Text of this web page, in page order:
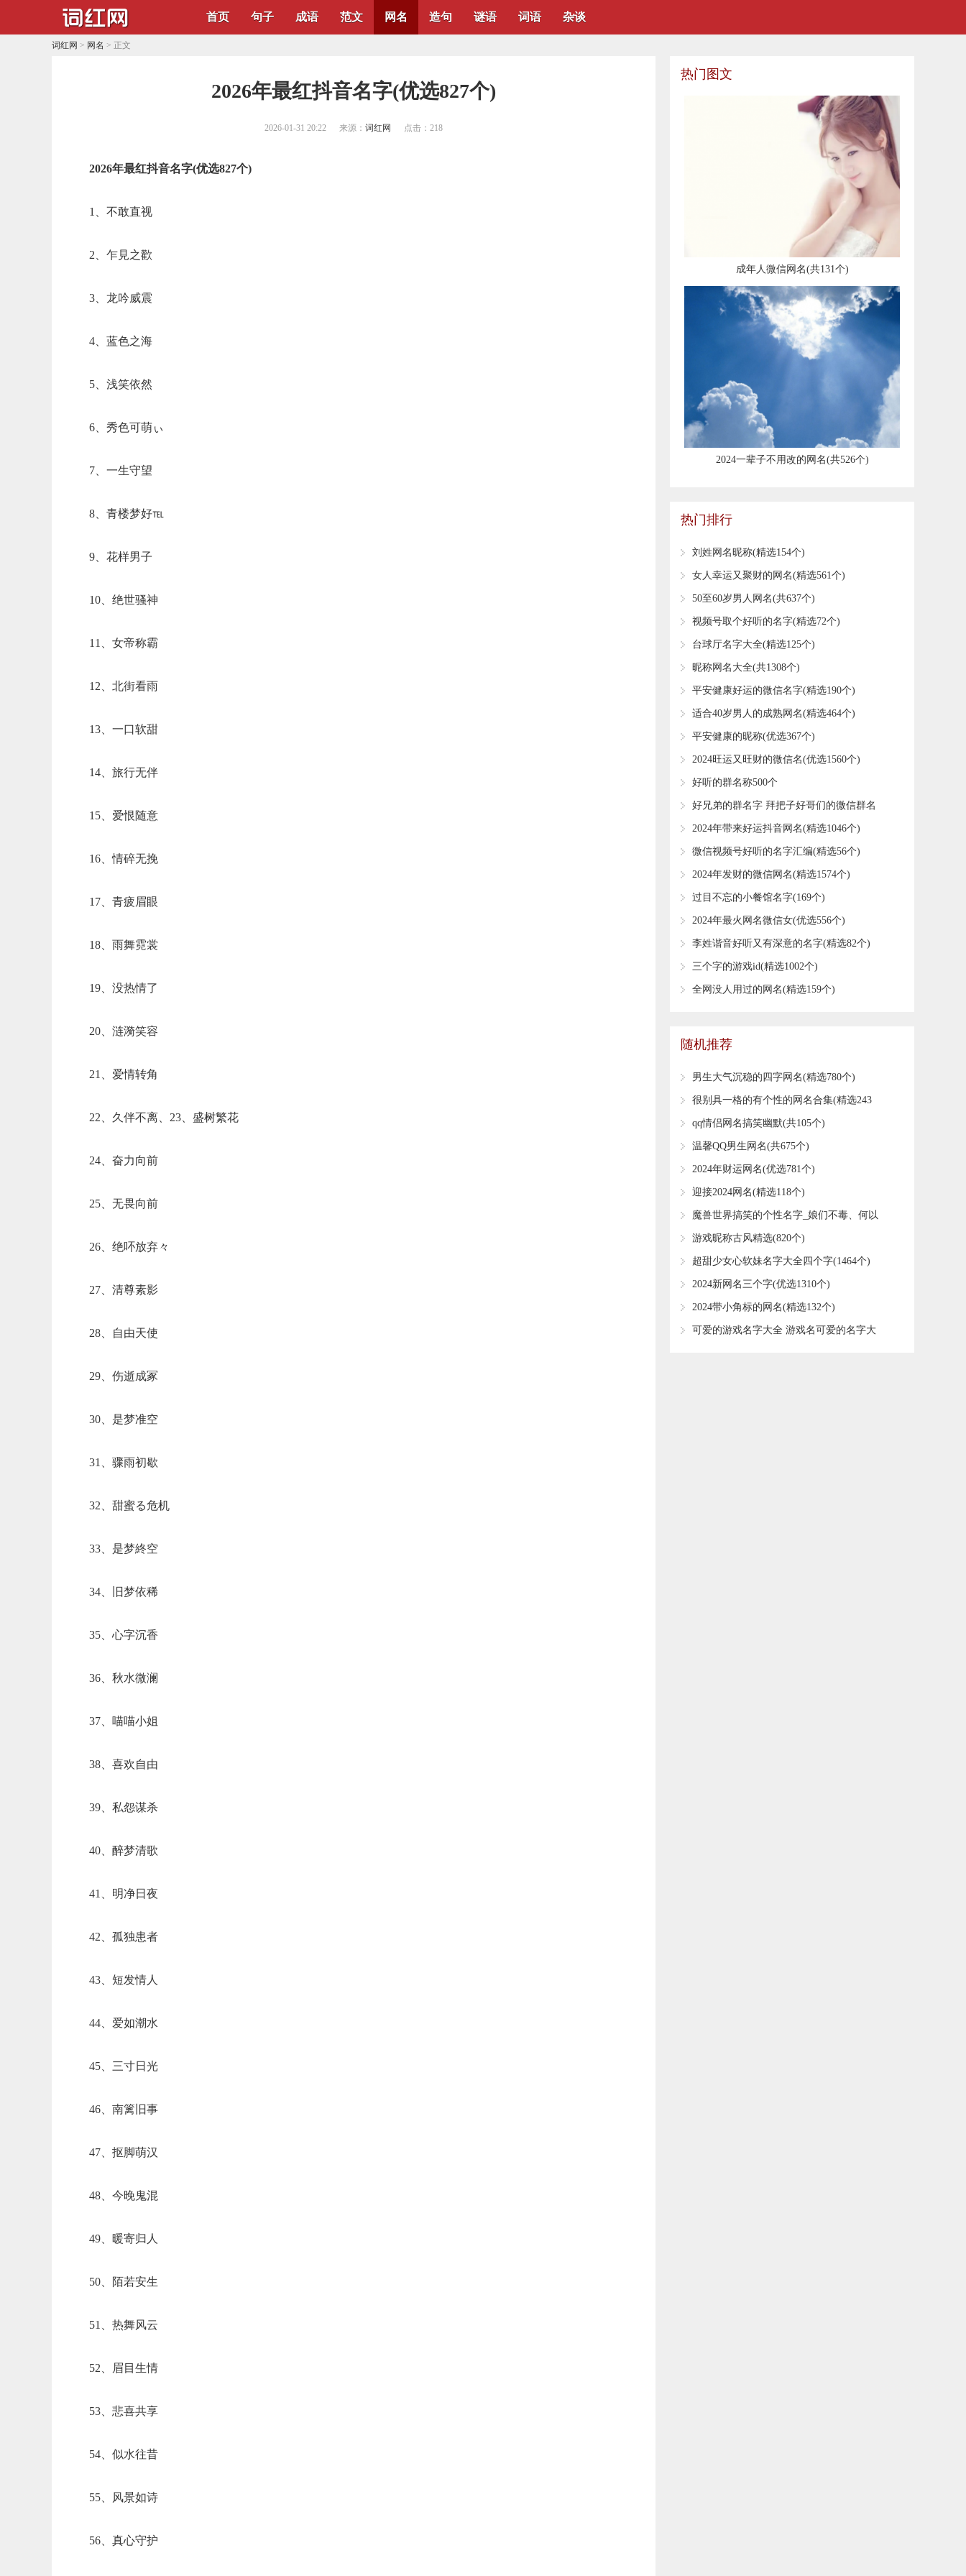
首页 句子 成语 范文 网名 造句 谜语 词语 杂谈
词红网 > 网名 > 正文
2026年最红抖音名字(优选827个)
2026-01-31 20:22 来源： 词红网 点击： 218
2026年最红抖音名字(优选827个)
1、不敢直视
2、乍見之歡
3、龙吟威震
4、蓝色之海
5、浅笑依然
6、秀色可萌ぃ
7、一生守望
8、青楼梦好℡
9、花样男子
10、绝世骚神
11、女帝称霸
12、北街看雨
13、一口软甜
14、旅行无伴
15、爱恨随意
16、情碎无挽
17、青疲眉眼
18、雨舞霓裳
19、没热情了
20、涟漪笑容
21、爱情转角
22、久伴不离、23、盛树繁花
24、奋力向前
25、无畏向前
26、绝吥放弃々
27、清尊素影
28、自由天使
29、伤逝成冢
30、是梦准空
31、骤雨初歇
32、甜蜜る危机
33、是梦終空
34、旧梦依稀
35、心字沉香
36、秋水微澜
37、喵喵小姐
38、喜欢自由
39、私怨谋杀
40、醉梦清歌
41、明净日夜
42、孤独患者
43、短发情人
44、爱如潮水
45、三寸日光
46、南篱旧事
47、抠脚萌汉
48、今晚鬼混
49、暖寄归人
50、陌若安生
51、热舞风云
52、眉目生情
53、悲喜共享
54、似水往昔
55、风景如诗
56、真心守护
热门图文
​成年人微信网名(共131个)
​2024一辈子不用改的网名(共526个)
热门排行
​刘姓网名昵称(精选154个)
​女人幸运又聚财的网名(精选561个)
​50至60岁男人网名(共637个)
​视频号取个好听的名字(精选72个)
​台球厅名字大全(精选125个)
​昵称网名大全(共1308个)
​平安健康好运的微信名字(精选190个)
​适合40岁男人的成熟网名(精选464个)
​平安健康的昵称(优选367个)
​2024旺运又旺财的微信名(优选1560个)
​好听的群名称500个
​好兄弟的群名字 拜把子好哥们的微信群名
称(精选74个)
​2024年带来好运抖音网名(精选1046个)
​微信视频号好听的名字汇编(精选56个)
​2024年发财的微信网名(精选1574个)
​过目不忘的小餐馆名字(169个)
​2024年最火网名微信女(优选556个)
​李姓谐音好听又有深意的名字(精选82个)
​三个字的游戏id(精选1002个)
​全网没人用过的网名(精选159个)
随机推荐
​男生大气沉稳的四字网名(精选780个)
​很别具一格的有个性的网名合集(精选243
个)
​qq情侣网名搞笑幽默(共105个)
​温馨QQ男生网名(共675个)
​2024年财运网名(优选781个)
​迎接2024网名(精选118个)
​魔兽世界搞笑的个性名字_娘们不毒、何以
立足╮
​游戏昵称古风精选(820个)
​超甜少女心软妹名字大全四个字(1464个)
​2024新网名三个字(优选1310个)
​2024带小角标的网名(精选132个)
​可爱的游戏名字大全 游戏名可爱的名字大